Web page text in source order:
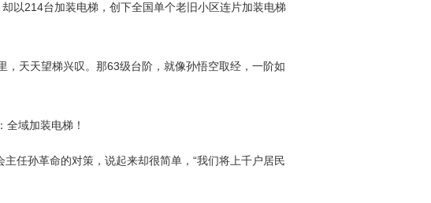
以214台加装电梯，创下全国单个老旧小区连片加装电梯
，天天望梯兴叹。那63级台阶，就像孙悟空取经，一阶如
域加装电梯！
任孙革命的对策，说起来却很简单，“我们将上千户居民